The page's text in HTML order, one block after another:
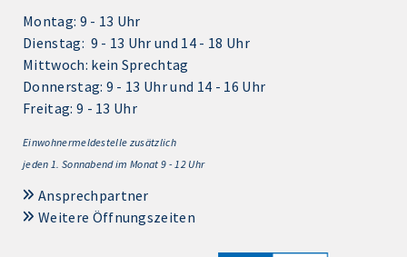
Montag: 9 - 13 Uhr
Dienstag: 9 - 13 Uhr und 14 - 18 Uhr
Mittwoch: kein Sprechtag
Donnerstag: 9 - 13 Uhr und 14 - 16 Uhr
Freitag: 9 - 13 Uhr
Einwohnermeldestelle zusätzlich
jeden 1. Sonnabend im Monat 9 - 12 Uhr
Ansprechpartner
Weitere Öffnungszeiten